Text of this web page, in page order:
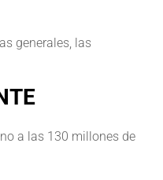
generales, las
a las 130 millones de